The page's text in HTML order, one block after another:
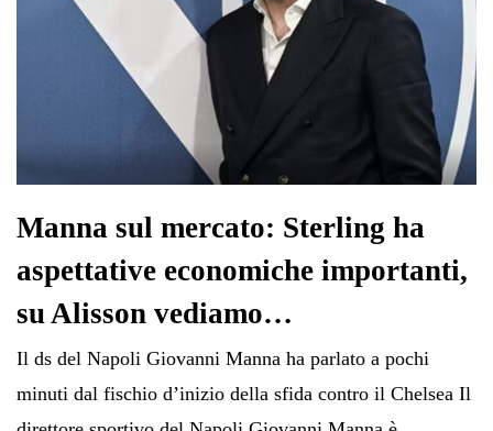
Manna sul mercato: Sterling ha
aspettative economiche importanti,
su Alisson vediamo…
Il ds del Napoli Giovanni Manna ha parlato a pochi
minuti dal fischio d’inizio della sfida contro il Chelsea Il